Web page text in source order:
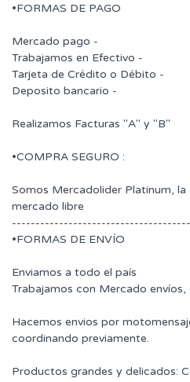
•FORMAS DE PAGO
Mercado pago -
Trabajamos en Efectivo -
Tarjeta de Crédito o Débito -
Deposito bancario -
Realizamos Facturas "A" y "B"
•COMPRA SEGURO :
Somos Mercadolider Platinum,
mercado libre
•FORMAS DE ENVÍO
Enviamos a todo el país
Trabajamos con Mercado envíos,
Hacemos envios por
coordinando previamente.
Productos grandes y delicados: